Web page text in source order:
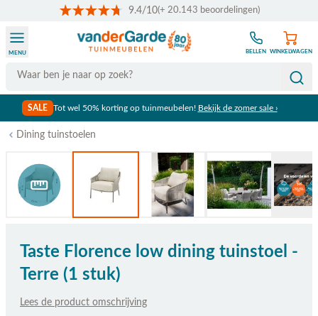
9.4/10(+ 20.143 beoordelingen)
Search
MENU BELLEN WINKELWAGEN
SALE Tot wel 50% korting op tuinmeubelen! Bekijk de zomer sale ›
Dining tuinstoelen
Taste Florence low dining tuinstoel -
Terre (1 stuk)
Lees de product omschrijving